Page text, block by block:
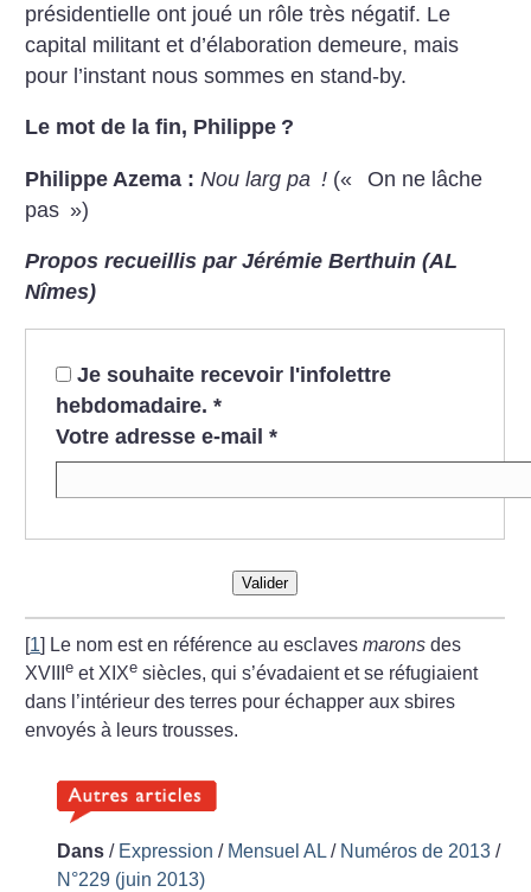
présidentielle ont joué un rôle très négatif. Le
capital militant et d’élaboration demeure, mais
pour l’instant nous sommes en stand-by.
Le mot de la fin, Philippe ?
Philippe Azema : Nou larg pa ! («
On ne lâche
pas »)
Propos recueillis par Jérémie Berthuin (AL
Nîmes)
Je souhaite recevoir l'infolettre
hebdomadaire. *
Votre adresse e-mail *
Valider
[1] Le nom est en référence au esclavesmarons des
XVIIIe et XIXe siècles, qui s’évadaient et se réfugiaient
dans l’intérieur des terres pour échapper aux sbires
envoyés à leurs trousses.
Dans / Expression / Mensuel AL / Numéros de 2013 /
N°229 (juin 2013)